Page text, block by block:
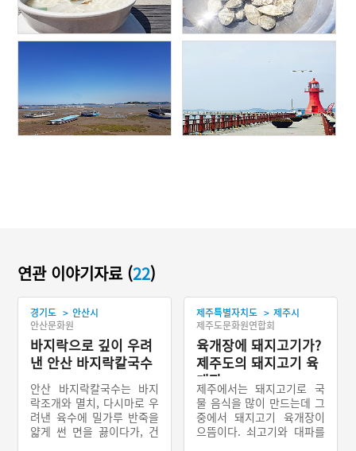
연관 이야기자료 (22)
경기도 > 안산시
안산문화원
바지락으로 깊이 우려
낸 안산 바지락칼국수
안산 바지락칼국수는 바지
락조개와 멸치, 다시마로 우
려낸 육수에 밀가루 반죽을
얇게 썬 면을 끓이다가, 건
제주특별자치도 > 제주시
제주도문화원연합회
육개장에 돼지고기가?
제주도의 돼지고기 육
개장
제주에서는 돼지고기로 국
물 음식을 많이 만드는데 그
중에서 돼지고기 육개장이
으뜸이다. 쇠고기와 대파를